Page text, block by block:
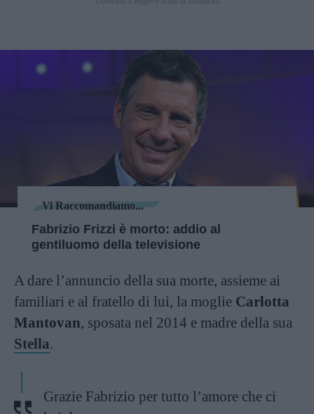
Vi Raccomandiamo...
Fabrizio Frizzi è morto: addio al
gentiluomo della televisione
A dare l’annuncio della sua morte, assieme ai
familiari e al fratello di lui, la moglie Carlotta
Mantovan, sposata nel 2014 e madre della sua
Stella.
Grazie Fabrizio per tutto l’amore che ci